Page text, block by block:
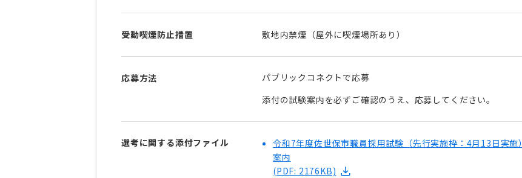
受動喫煙防止措置 敷地内禁煙（屋外に喫煙場所あり）
応募方法
パブリックコネクトで応募
添付の試験案内を必ずご確認のうえ、応募してください。
選考に関する添付ファイル
令和7年度佐世保市職員採用試験（先行実施枠：4月13日実施）
案内
(PDF: 2176KB)